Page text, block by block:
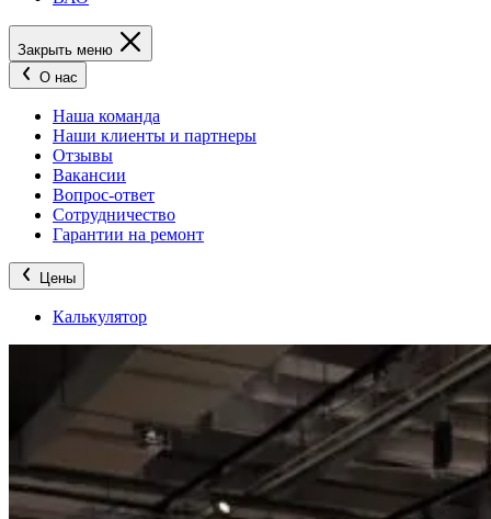
Закрыть меню
О нас
Наша команда
Наши клиенты и партнеры
Отзывы
Вакансии
Вопрос-ответ
Сотрудничество
Гарантии на ремонт
Цены
Калькулятор